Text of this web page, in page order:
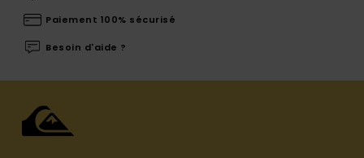
Paiement 100% sécurisé
Besoin d'aide ?